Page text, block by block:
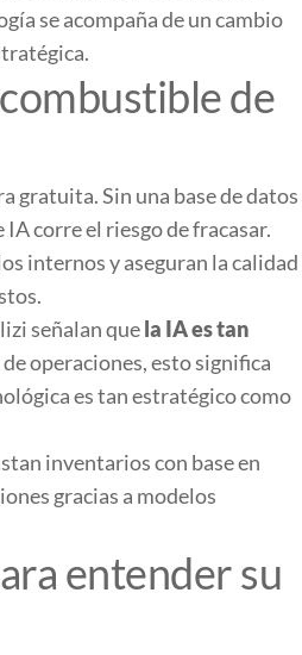
se acompaña de un cambio
de
gratuita. Sin una base de datos
corre el riesgo de fracasar.
internos y aseguran la calidad
señalan quela IA es tan
operaciones, esto significa
es tan estratégico como
inventarios con base en
gracias a modelos
entender su